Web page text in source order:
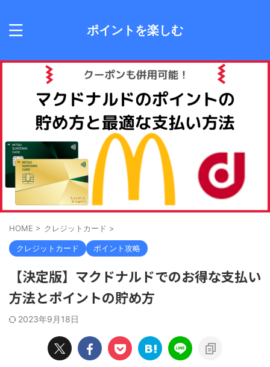
ポイントを楽しむ
HOME > クレジットカード >
クレジットカード ポイント攻略
【決定版】マクドナルドでのお得な支払い
方法とポイントの貯め方
2023年9月18日